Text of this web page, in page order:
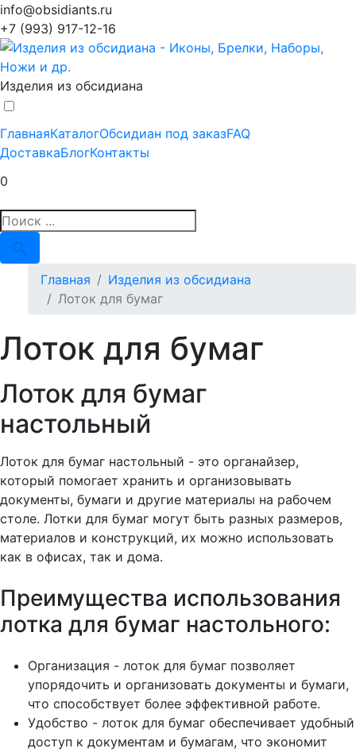
info@obsidiants.ru
+7 (993) 917-12-16
Изделия из обсидиана
ГлавнаяКаталогОбсидиан под заказFAQ
ДоставкаБлогКонтакты
0
Главная
Изделия из обсидиана
Лоток для бумаг
Лоток для бумаг
Лоток для бумаг
настольный
Лоток для бумаг настольный - это органайзер,
который помогает хранить и организовывать
документы, бумаги и другие материалы на рабочем
столе. Лотки для бумаг могут быть разных размеров,
материалов и конструкций, их можно использовать
как в офисах, так и дома.
Преимущества использования
лотка для бумаг настольного:
Организация - лоток для бумаг позволяет
упорядочить и организовать документы и бумаги,
что способствует более эффективной работе.
Удобство - лоток для бумаг обеспечивает удобный
доступ к документам и бумагам, что экономит